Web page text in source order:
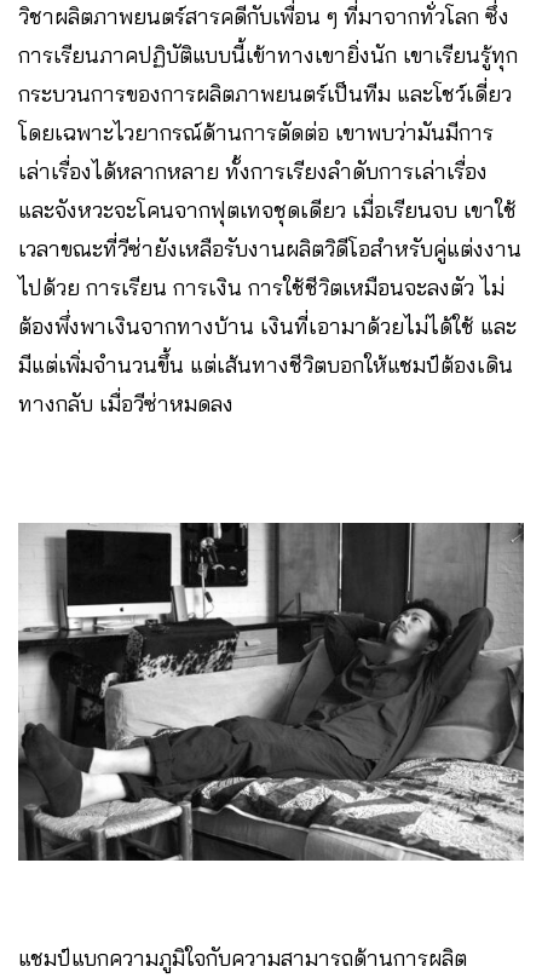
วิชาผลิตภาพยนตร์สารคดีกับเพื่อน ๆ ที่มาจากทั่วโลก ซึ่ง
การเรียนภาคปฏิบัติแบบนี้เข้าทางเขายิ่งนัก เขาเรียนรู้ทุก
กระบวนการของการผลิตภาพยนตร์เป็นทีม และโชว์เดี่ยว
โดยเฉพาะไวยากรณ์ด้านการตัดต่อ เขาพบว่ามันมีการ
เล่าเรื่องได้หลากหลาย ทั้งการเรียงลำดับการเล่าเรื่อง
และจังหวะจะโคนจากฟุตเทจชุดเดียว เมื่อเรียนจบ เขาใช้
เวลาขณะที่วีซ่ายังเหลือรับงานผลิตวิดีโอสำหรับคู่แต่งงาน
ไปด้วย การเรียน การเงิน การใช้ชีวิตเหมือนจะลงตัว ไม่
ต้องพึ่งพาเงินจากทางบ้าน เงินที่เอามาด้วยไม่ได้ใช้ และ
มีแต่เพิ่มจำนวนขึ้น แต่เส้นทางชีวิตบอกให้แชมป์ต้องเดิน
ทางกลับ เมื่อวีซ่าหมดลง
แชมป์แบกความภูมิใจกับความสามารถด้านการผลิต